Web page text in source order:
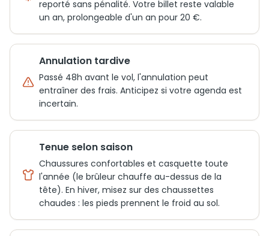
reporté sans pénalité. Votre billet reste valable
un an, prolongeable d'un an pour 20 €.
Annulation tardive
Passé 48h avant le vol, l'annulation peut
entraîner des frais. Anticipez si votre agenda est
incertain.
Tenue selon saison
Chaussures confortables et casquette toute
l'année (le brûleur chauffe au-dessus de la
tête). En hiver, misez sur des chaussettes
chaudes : les pieds prennent le froid au sol.